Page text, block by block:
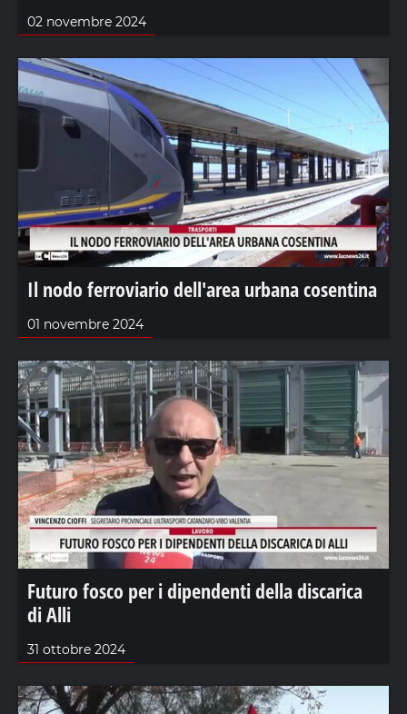
02 novembre 2024
Il nodo ferroviario dell'area urbana cosentina
01 novembre 2024
Futuro fosco per i dipendenti della discarica
di Alli
31 ottobre 2024